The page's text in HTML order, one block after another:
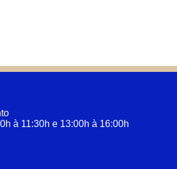
à 11:30h e 13:00h à 16:00h